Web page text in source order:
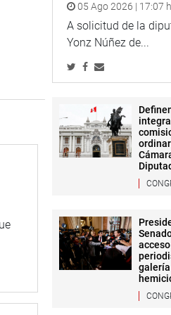
05 Ago 2026 | 17:07 h
A solicitud de la
Yonz Núñez de...
galería